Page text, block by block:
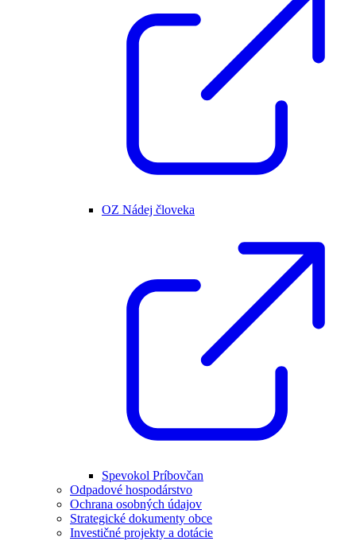
OZ Nádej človeka
Spevokol Príbovčan
Odpadové hospodárstvo
Ochrana osobných údajov
Strategické dokumenty obce
Investičné projekty a dotácie